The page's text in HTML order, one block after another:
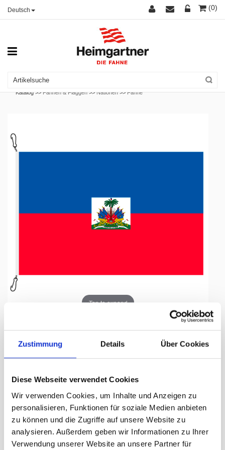
Zustimmung Details Über Cookies
Diese Webseite verwendet Cookies
Wir verwenden Cookies, um Inhalte und Anzeigen zu
personalisieren, Funktionen für soziale Medien anbieten
zu können und die Zugriffe auf unsere Website zu
analysieren. Außerdem geben wir Informationen zu Ihrer
Verwendung unserer Website an unsere Partner für
Deutsch (0)
Katalog >>Fahnen & Flaggen >>Nationen >>Fahne
Tap to expand
Haiti, 70 x 100 cm
Lieferzeit Tage:ca. 5-7 Arbeitstage
55.50 CHF